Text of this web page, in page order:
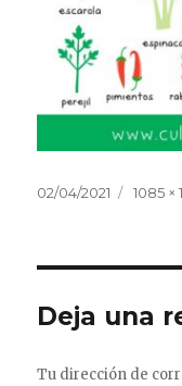
Publicado
02/04/2021 1085 ×
Deja una
Tu dirección de